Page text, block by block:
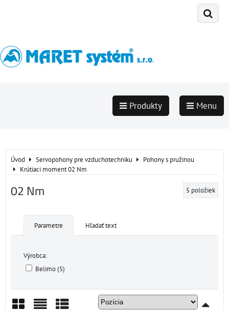
Produkty Menu
Úvod Servopohony pre vzduchotechniku
Pohony s pružinou
Krútiaci moment 02 Nm
02 Nm 5 položiek
Parametre Hľadať text
Výrobca:
Belimo (5)